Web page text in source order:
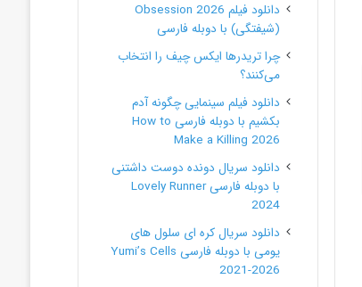
دانلود فیلم Obsession 2026
(شیفتگی) با دوبله فارسی
چرا تریدرها ایکس چیف را انتخاب
می‌کنند؟
دانلود فیلم سینمایی چگونه آدم
بکشیم با دوبله فارسی How to
Make a Killing 2026
دانلود سریال دونده دوست داشتنی
با دوبله فارسی Lovely Runner
2024
دانلود سریال کره ای سلول های
یومی با دوبله فارسی Yumi’s Cells
2021-2026